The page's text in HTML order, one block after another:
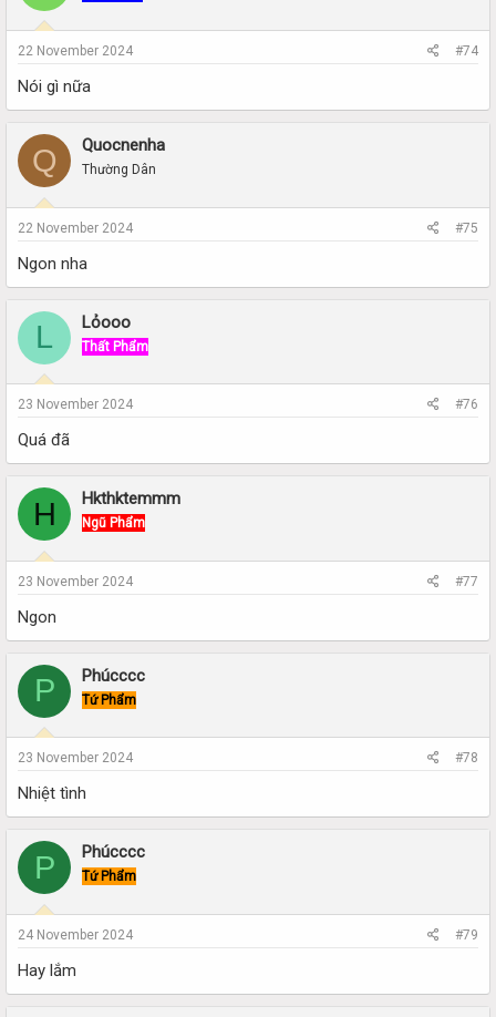
22 November 2024 #74
Nói gì nữa
Q Quocnenha
Thường Dân
22 November 2024 #75
Ngon nha
L Lỏooo
Thất Phẩm
23 November 2024 #76
Quá đã
H Hkthktemmm
Ngũ Phẩm
23 November 2024 #77
Ngon
P Phúcccc
Tứ Phẩm
23 November 2024 #78
Nhiệt tình
P Phúcccc
Tứ Phẩm
24 November 2024 #79
Hay lắm